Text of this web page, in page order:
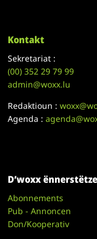
Kontakt
Sekretariat :
(00)352 29 79 99
admin@woxx.lu
Redaktioun :
Agenda :
D’woxx
Abonnements
Pub - Annoncen
Don/Kooperativ